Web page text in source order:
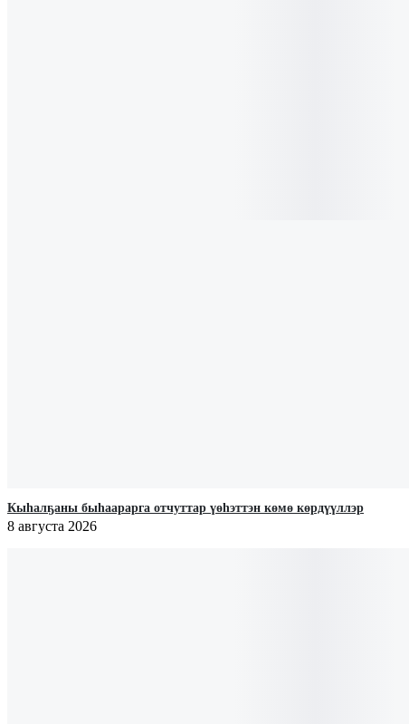
Кыһалҕаны быһаарарга отчуттар үөһэттэн көмө көрдүүллэр
8 августа 2026